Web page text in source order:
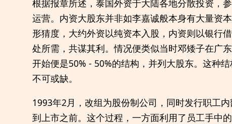
根据报章所述，泰国外资于大陆各地分散投资，
运营。内资大股东并非如李嘉诚般本身有大量资
形猜度，大约外资以纯资本入股，内资则以银行
处所需，共谋其利。情况便类似当时邓矮子在广
开始便是50% - 50%的结构，并列大股东。这种
不可或缺。
1993年2月，改组为股份制公司，同时发行职工
到上市之前。这个过程，一方面利用了员工手中